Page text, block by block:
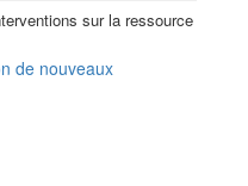
sur la ressource
de nouveaux